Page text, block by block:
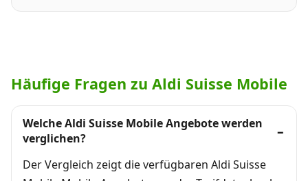
Häufige Fragen zu Aldi Suisse Mobile
Welche Aldi Suisse Mobile Angebote werden
verglichen?
Der Vergleich zeigt die verfügbaren Aldi Suisse